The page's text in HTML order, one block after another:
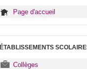
Page d'accueil
ÉTABLISSEMENTS
Collèges